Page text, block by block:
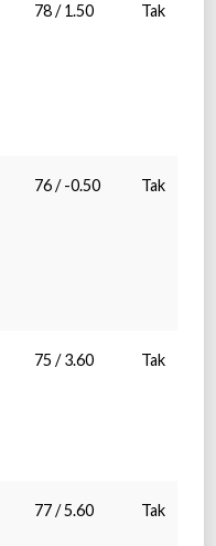
78 / 1.50 Tak
76 / -0.50 Tak
75 / 3.60 Tak
77 / 5.60 Tak